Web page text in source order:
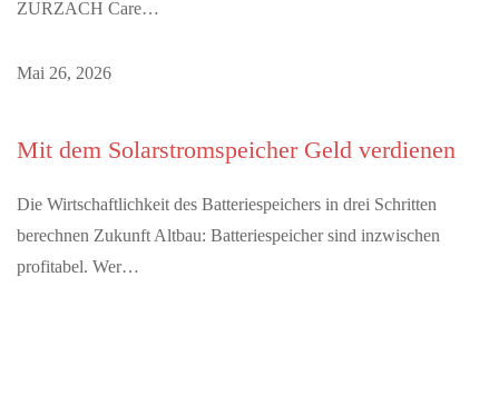
ZURZACH Care…
Mai 26, 2026
Mit dem Solarstromspeicher Geld verdienen
Die Wirtschaftlichkeit des Batteriespeichers in drei Schritten
berechnen Zukunft Altbau: Batteriespeicher sind inzwischen
profitabel. Wer…